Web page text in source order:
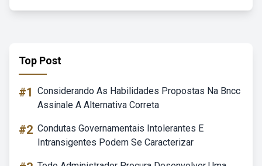
Top Post
#1 Considerando As Habilidades Propostas Na Bncc
Assinale A Alternativa Correta
#2 Condutas Governamentais Intolerantes E
Intransigentes Podem Se Caracterizar